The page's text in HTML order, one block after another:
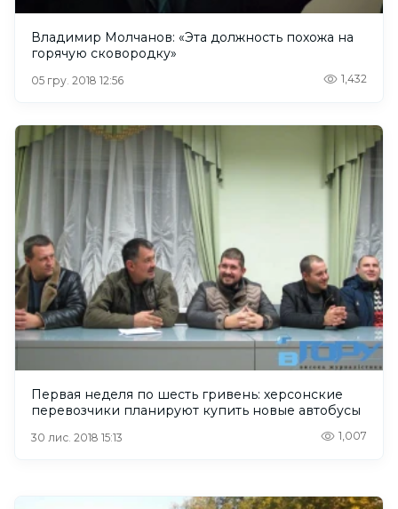
Владимир Молчанов: «Эта должность похожа на
горячую сковородку»
05 гру. 2018 12:56 1,432
Первая неделя по шесть гривень: херсонские
перевозчики планируют купить новые автобусы
30 лис. 2018 15:13 1,007